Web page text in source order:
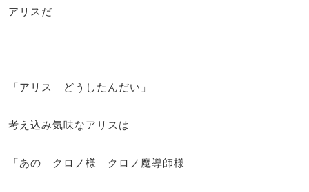
アリスだ
「アリス どうしたんだい」
考え込み気味なアリスは
「あの クロノ様 クロノ魔導師様